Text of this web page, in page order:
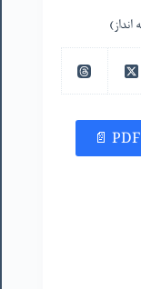
PDF 📄